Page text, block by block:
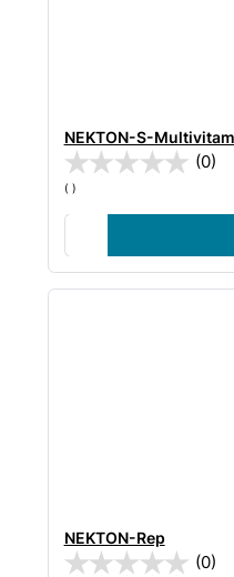
NEKTON-S-
(0)
( )
NEKTON-Rep
(0)